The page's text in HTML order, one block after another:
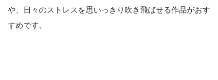
や、日々のストレスを思いっきり吹き飛ばせる作品がおす
すめです。